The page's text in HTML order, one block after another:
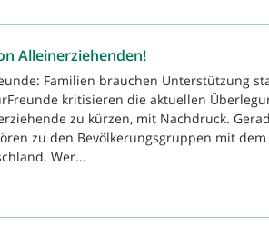
Alleinerziehenden!
Familien brauchen Unterstützung
kritisieren die aktuellen
zu kürzen, mit Nachdruck.
zu den Bevölkerungsgruppen mit
Wer...